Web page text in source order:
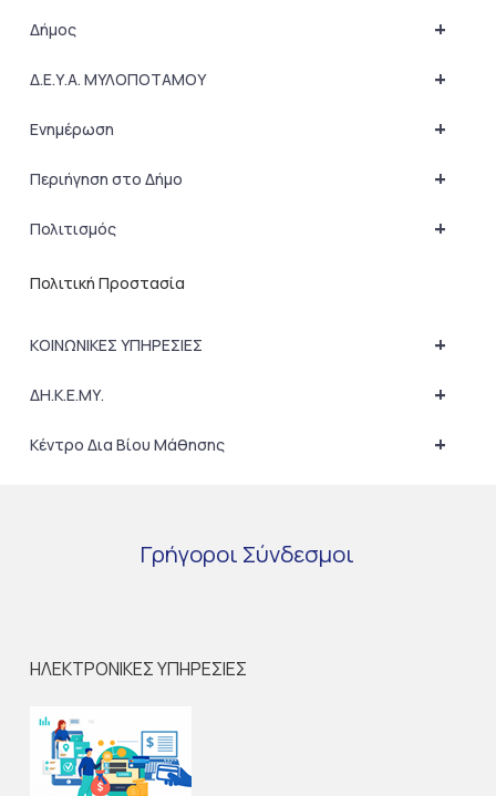
+
Δήμος
+
Δ.Ε.Υ.Α. ΜΥΛΟΠΟΤΑΜΟΥ
+
Ενημέρωση
+
Περιήγηση στο Δήμο
+
Πολιτισμός
Πολιτική Προστασία
+
ΚΟΙΝΩΝΙΚΕΣ ΥΠΗΡΕΣΙΕΣ
+
ΔΗ.Κ.Ε.ΜΥ.
+
Κέντρο Δια Βίου Μάθησης
Γρήγοροι Σύνδεσμοι
ΗΛΕΚΤΡΟΝΙΚΕΣ ΥΠΗΡΕΣΙΕΣ